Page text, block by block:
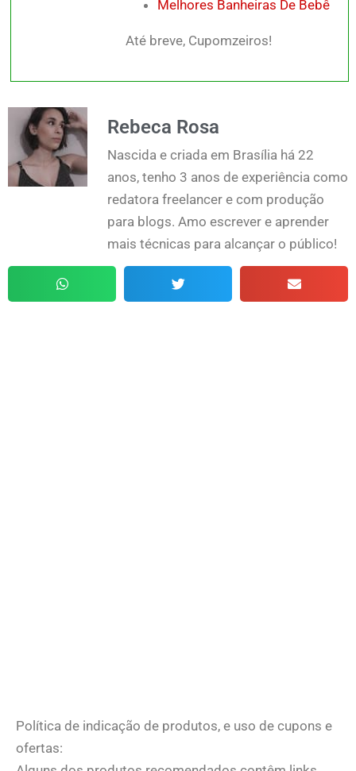
Melhores Banheiras De Bebê
Até breve, Cupomzeiros!
Rebeca Rosa
Nascida e criada em Brasília há 22
anos, tenho 3 anos de experiência como
redatora freelancer e com produção
para blogs. Amo escrever e aprender
mais técnicas para alcançar o público!
Política de indicação de produtos, e uso de cupons e
ofertas: